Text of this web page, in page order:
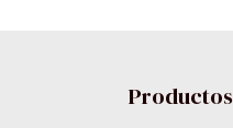
Productos